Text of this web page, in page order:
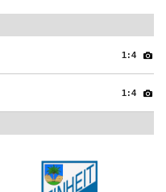
1:4
1:4